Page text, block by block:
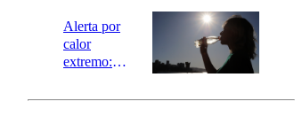
epicentro
Alerta por
calor
extremo:
activa Alerta